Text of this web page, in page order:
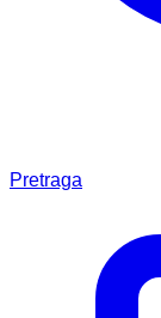
Pretraga